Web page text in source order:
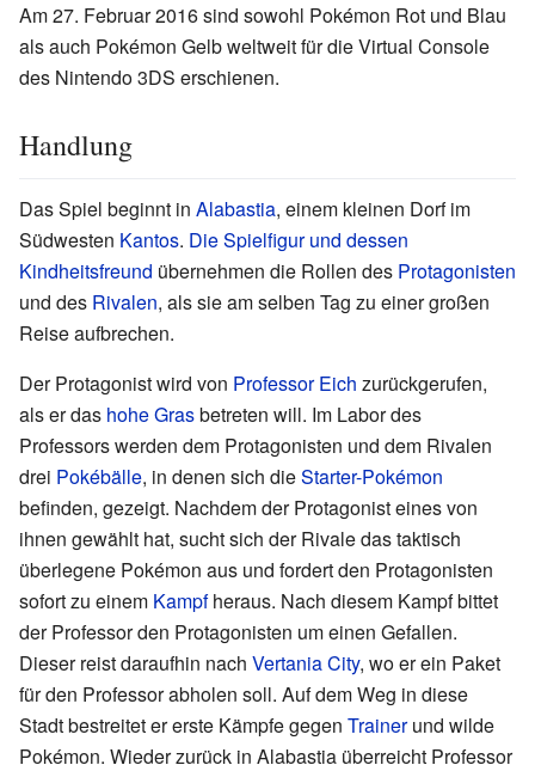
Am 27. Februar 2016 sind sowohl Pokémon Rot und Blau
als auch Pokémon Gelb weltweit für die Virtual Console
des Nintendo 3DS erschienen.
Handlung
Das Spiel beginnt in Alabastia, einem kleinen Dorf im
Südwesten Kantos. Die Spielfigur und dessen
Kindheitsfreund übernehmen die Rollen des Protagonisten
und des Rivalen, als sie am selben Tag zu einer großen
Reise aufbrechen.
Der Protagonist wird von Professor Eich zurückgerufen,
als er das hohe Grasbetreten will. Im Labor des
Professors werden dem Protagonisten und dem Rivalen
drei Pokébälle, in denen sich dieStarter-Pokémon
befinden, gezeigt. Nachdem der Protagonist eines von
ihnen gewählt hat, sucht sich der Rivale das taktisch
überlegene Pokémon aus und fordert den Protagonisten
sofort zu einem Kampfheraus. Nach diesem Kampf bittet
der Professor den Protagonisten um einen Gefallen.
Dieser reist daraufhin nach Vertania City, wo er ein Paket
für den Professor abholen soll. Auf dem Weg in diese
Stadt bestreitet er erste Kämpfe gegen Trainerund wilde
Pokémon. Wieder zurück in Alabastia überreicht Professor